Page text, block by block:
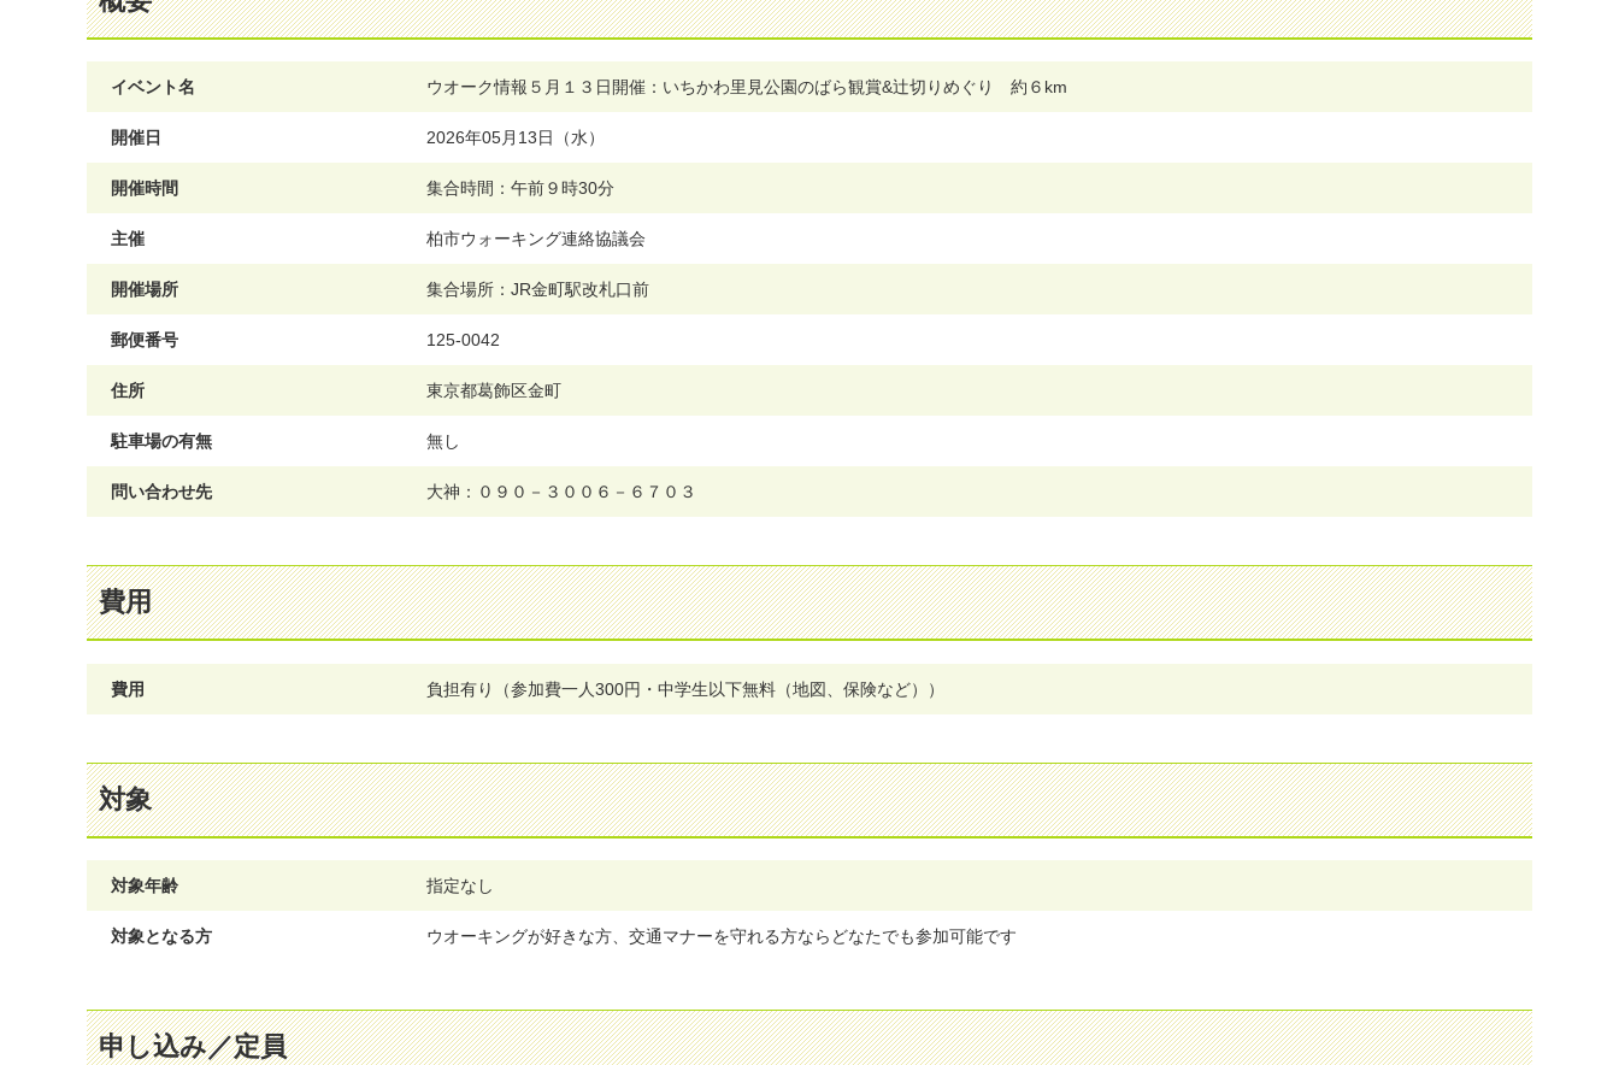
イベント名 ウオーク情報５月１３日開催：いちかわ里見公園のばら観賞&辻切りめぐり 約６km
開催日 2026年05月13日（水）
開催時間 集合時間：午前９時30分
主催 柏市ウォーキング連絡協議会
開催場所 集合場所：JR金町駅改札口前
郵便番号 125-0042
住所 東京都葛飾区金町
駐車場の有無 無し
問い合わせ先 大神：０９０－３００６－６７０３
費用
費用 負担有り（参加費一人300円・中学生以下無料（地図、保険など））
対象
対象年齢 指定なし
対象となる方 ウオーキングが好きな方、交通マナーを守れる方ならどなたでも参加可能です
申し込み／定員